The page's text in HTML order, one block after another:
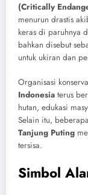
(Critically
menurun drastis
keras di paruhnya
bahkan disebut
untuk ukiran dan
Organisasi
Indonesia terus
hutan, edukasi
Selain itu,
Tanjung Puting
tersisa.
Simbol